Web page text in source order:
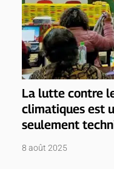
La lutte contre
climatiques est
seulement
8 août 2025